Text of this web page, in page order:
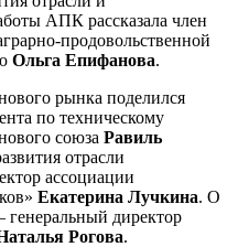
АПК рассказала член
продовольственной
Ольга Епифанова.
рынка поделился
по техническому
союза Равиль
отрасли
ассоциации
Екатерина Лучкина. О
генеральный директор
Рогова.